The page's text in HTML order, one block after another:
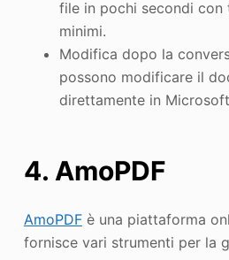
file in pochi secondi con
minimi.
Modifica dopo la
possono modificare il
direttamente in
4. AmoPDF
AmoPDFè una piattaforma
fornisce vari strumenti per la